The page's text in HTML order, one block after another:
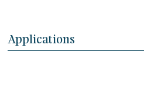
Applications